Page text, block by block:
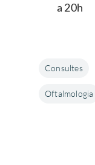
a 20h
Consultes
Oftalmologia